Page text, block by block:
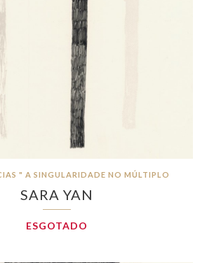
" A SINGULARIDADE NO MÚLTIPLO
SARA YAN
ESGOTADO